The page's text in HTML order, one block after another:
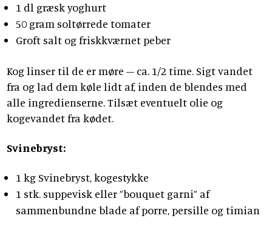
1 dl græsk yoghurt
50 gram soltørrede tomater
Groft salt og friskkværnet peber
Kog linser til de er møre – ca. 1/2 time. Sigt vandet
fra og lad dem køle lidt af, inden de blendes med
alle ingredienserne. Tilsæt eventuelt olie og
kogevandet fra kødet.
Svinebryst:
1 kg Svinebryst, kogestykke
1 stk. suppevisk eller ”bouquet garni” af
sammenbundne blade af porre, persille og timian